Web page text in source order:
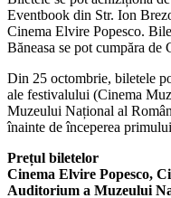
Eventbook din Str. Ion
Cinema Elvire Popesco.
Băneasa se pot cumpăra de
Din 25 octombrie, biletele
ale festivalului (Cinema
Muzeului Național al
înainte de începerea
Prețul biletelor
Cinema Elvire Popesco,
Auditorium a Muzeului